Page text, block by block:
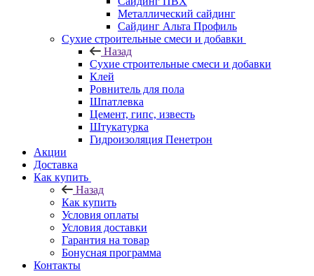
Металлический сайдинг
Сайдинг Альта Профиль
Сухие строительные смеси и добавки
Назад
Сухие строительные смеси и добавки
Клей
Ровнитель для пола
Шпатлевка
Цемент, гипс, известь
Штукатурка
Гидроизоляция Пенетрон
Акции
Доставка
Как купить
Назад
Как купить
Условия оплаты
Условия доставки
Гарантия на товар
Бонусная программа
Контакты